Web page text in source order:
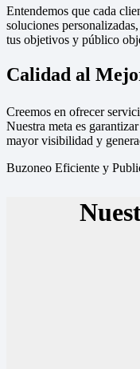
Entendemos que cada
soluciones
tus objetivos y público
Calidad al
Creemos en ofrecer
Nuestra meta es
mayor visibilidad y
Buzoneo Eficiente y